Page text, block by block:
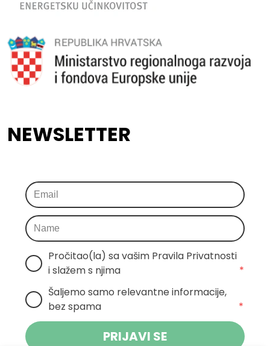
NEWSLETTER
Pročitao(la) sa vašim Pravila Privatnosti
i slažem s njima
*
Šaljemo samo relevantne informacije,
bez spama
*
PRIJAVI SE